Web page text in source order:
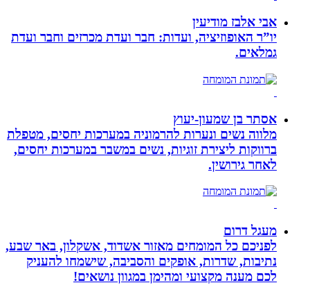
אבי אלבז מודיעין
יו”ר האופוזיציה, ועדות: חבר ועדת מכרזים וחבר ועדת
גמלאים.
אסתר בן שמעון-יעוץ
מלווה נשים ונערות להרמוניה במערכות יחסים, מטפלת
ברווקות ליצירת זוגיות, נשים במשבר במערכות יחסים,
לאחר גירושין.
מעגל דרום
לפניכם כל המומחים מאזור אשדוד, אשקלון, באר שבע,
נתיבות, שדרות, אופקים והסביבה, שישמחו להעניק
לכם מענה מקצועי ומהימן במגוון נושאים!